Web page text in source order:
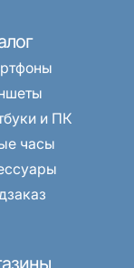
и ПК
часы